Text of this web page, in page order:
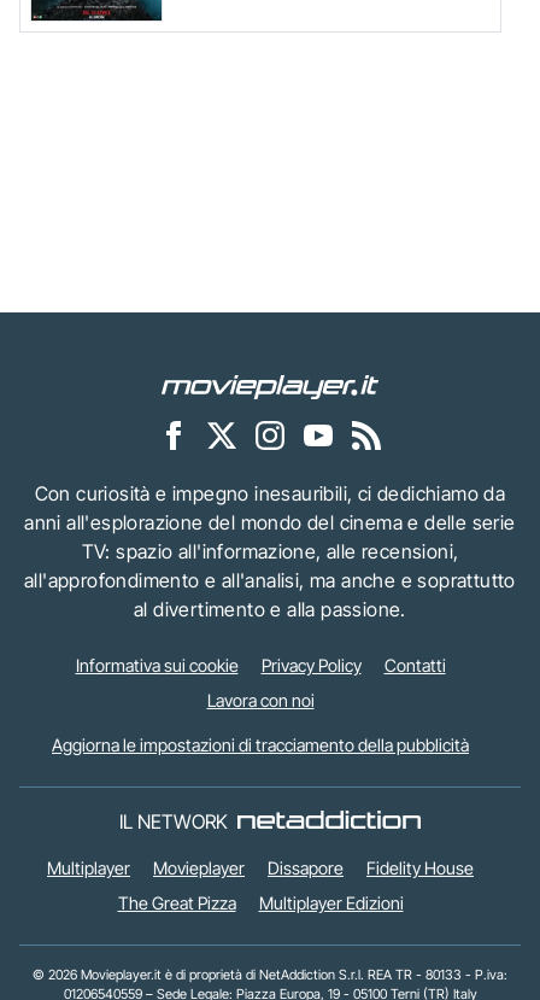
Con curiosità e impegno inesauribili, ci dedichiamo da
anni all'esplorazione del mondo del cinema e delle serie
TV: spazio all'informazione, alle recensioni,
all'approfondimento e all'analisi, ma anche e soprattutto
al divertimento e alla passione.
Informativa sui cookie Privacy Policy
Contatti
Lavora con noi
Aggiorna le impostazioni di tracciamento della pubblicità
IL NETWORK
Multiplayer Movieplayer Dissapore
Fidelity House
The Great Pizza
Multiplayer Edizioni
© 2026 Movieplayer.it è di proprietà di NetAddiction S.r.l. REA TR - 80133 - P.iva:
01206540559 – Sede Legale: Piazza Europa, 19 - 05100 Terni (TR) Italy